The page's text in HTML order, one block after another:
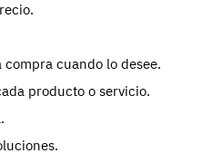
cuando lo desee.
producto o servicio.